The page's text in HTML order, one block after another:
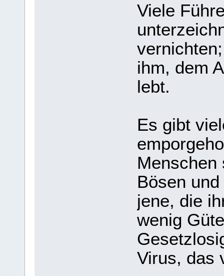
Viele
ihm, dem
lebt.
Es gibt
Menschen
Bösen
jene, die
wenig
Virus, das